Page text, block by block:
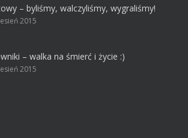
– byliśmy, walczyliśmy, wygraliśmy!
2015
– walka na śmierć i życie :)
2015